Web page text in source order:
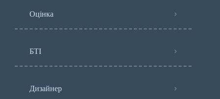
Оцінка
БТІ
Дизайнер